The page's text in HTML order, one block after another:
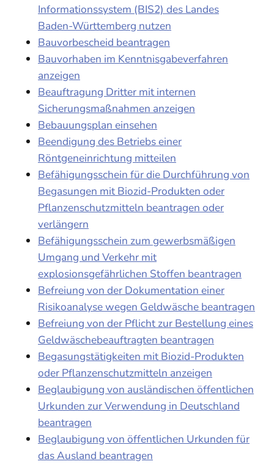
Informationssystem (BIS2) des Landes
Baden-Württemberg nutzen
Bauvorbescheid beantragen
Bauvorhaben im Kenntnisgabeverfahren
anzeigen
Beauftragung Dritter mit internen
Sicherungsmaßnahmen anzeigen
Bebauungsplan einsehen
Beendigung des Betriebs einer
Röntgeneinrichtung mitteilen
Befähigungsschein für die Durchführung von
Begasungen mit Biozid-Produkten oder
Pflanzenschutzmitteln beantragen oder
verlängern
Befähigungsschein zum gewerbsmäßigen
Umgang und Verkehr mit
explosionsgefährlichen Stoffen beantragen
Befreiung von der Dokumentation einer
Risikoanalyse wegen Geldwäsche beantragen
Befreiung von der Pflicht zur Bestellung eines
Geldwäschebeauftragten beantragen
Begasungstätigkeiten mit Biozid-Produkten
oder Pflanzenschutzmitteln anzeigen
Beglaubigung von ausländischen öffentlichen
Urkunden zur Verwendung in Deutschland
beantragen
Beglaubigung von öffentlichen Urkunden für
das Ausland beantragen